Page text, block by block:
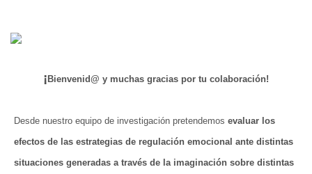
¡ Bienvenid@ y muchas gracias por tu colaboración!
Desde nuestro equipo de investigación pretendemos evaluar los
efectos de las estrategias de regulación emocional ante distintas
situaciones generadas a través de la imaginación sobre distintas